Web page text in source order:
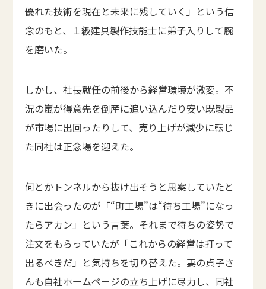
優れた技術を現在と未来に残していく」という信
念のもと、１級建具製作技能士に弟子入りして腕
を磨いた。
しかし、社長就任の前後から経営環境が激変。不
況の嵐が得意先を倒産に追い込んだり安い既製品
が市場に出回ったりして、売り上げが減少に転じ
た同社は正念場を迎えた。
何とかトンネルから抜け出そうと思案していたと
きに出会ったのが「“町工場”は“待ち工場”になっ
たらアカン」という言葉。それまで待ちの姿勢で
注文をもらっていたが「これからの経営は打って
出るべきだ」と気持ちを切り替えた。妻の貞子さ
んも自社ホームページの立ち上げに尽力し、同社